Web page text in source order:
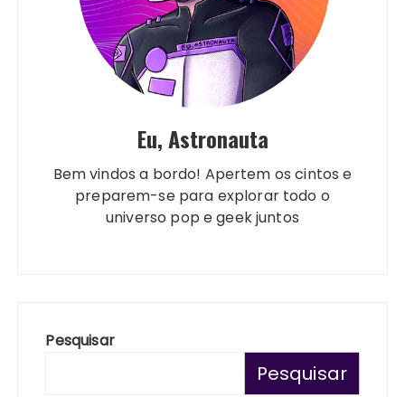
Eu, Astronauta
Bem vindos a bordo! Apertem os cintos e
preparem-se para explorar todo o
universo pop e geek juntos
Pesquisar
Pesquisar